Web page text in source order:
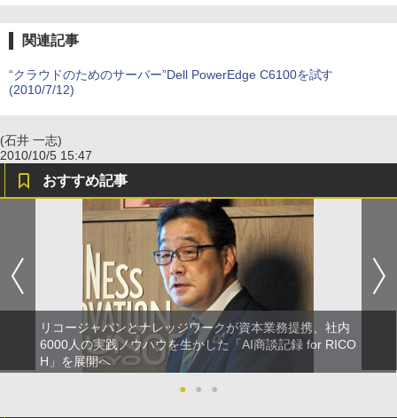
関連記事
“クラウドのためのサーバー”Dell PowerEdge C6100を試す
(2010/7/12)
(石井 一志)
2010/10/5 15:47
おすすめ記事
リコージャパンとナレッジワークが資本業務提携、社内
6000人の実践ノウハウを生かした「AI商談記録 for RICO
H」を展開へ
●
● ●